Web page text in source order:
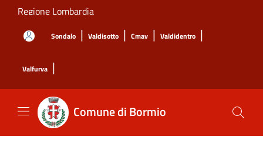
Salta al contenuto principale
Regione Lombardia
Sondalo | Valdisotto | Cmav | Valdidentro |
Valfurva |
Comune di Bormio